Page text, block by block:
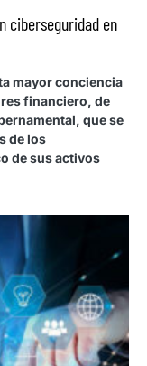
ciberseguridad en
mayor conciencia
financiero, de
que se
de los
de sus activos